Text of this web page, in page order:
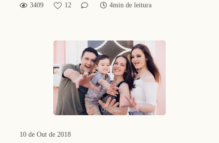
3409 12 4min de leitura
10 de Out de 2018